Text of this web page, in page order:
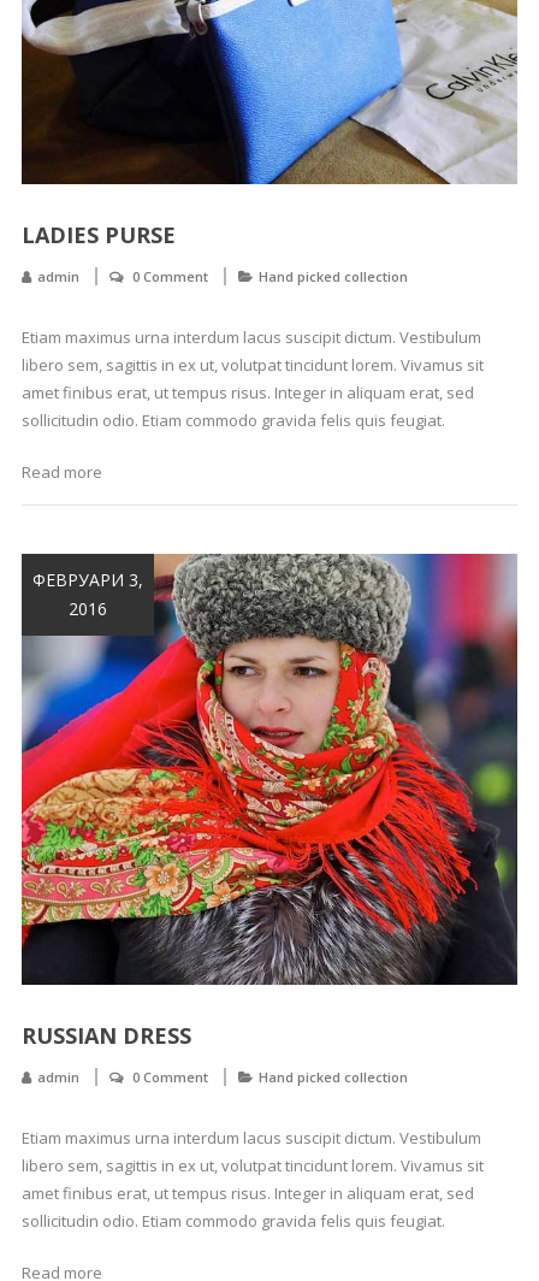
LADIES PURSE
admin 0 Comment Hand picked collection
Etiam maximus urna interdum lacus suscipit dictum. Vestibulum
libero sem, sagittis in ex ut, volutpat tincidunt lorem. Vivamus sit
amet finibus erat, ut tempus risus. Integer in aliquam erat, sed
sollicitudin odio. Etiam commodo gravida felis quis feugiat.
Read more
ФЕВРУАРИ 3,
2016
RUSSIAN DRESS
admin 0 Comment Hand picked collection
Etiam maximus urna interdum lacus suscipit dictum. Vestibulum
libero sem, sagittis in ex ut, volutpat tincidunt lorem. Vivamus sit
amet finibus erat, ut tempus risus. Integer in aliquam erat, sed
sollicitudin odio. Etiam commodo gravida felis quis feugiat.
Read more